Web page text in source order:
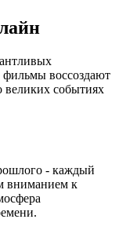
фильмы воссоздают
великих событиях
- каждый
вниманием к